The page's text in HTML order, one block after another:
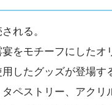
れる。
をモチーフにした
したグッズが登場す
ペストリー、アクリ